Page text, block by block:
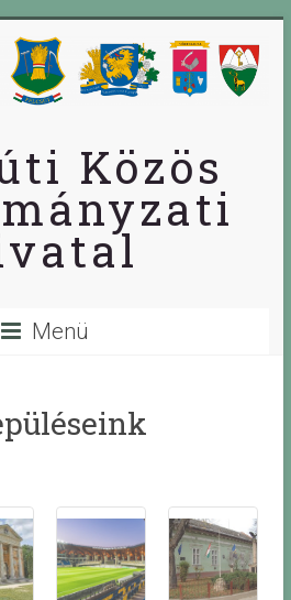
Közös
Menü